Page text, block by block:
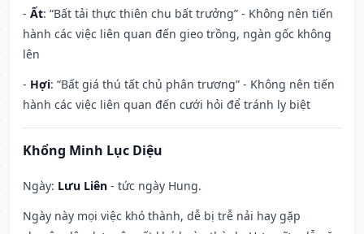
- Ất: “Bất tải thực thiên chu bất trưởng” - Không nên tiến
hành các việc liên quan đến gieo trồng, ngàn gốc không
lên
- Hợi: “Bất giá thú tất chủ phân trương” - Không nên tiến
hành các việc liên quan đến cưới hỏi để tránh ly biệt
Khổng Minh Lục Diệu
Ngày: Lưu Liên - tức ngày Hung.
Ngày này mọi việc khó thành, dễ bị trễ nải hay gặp